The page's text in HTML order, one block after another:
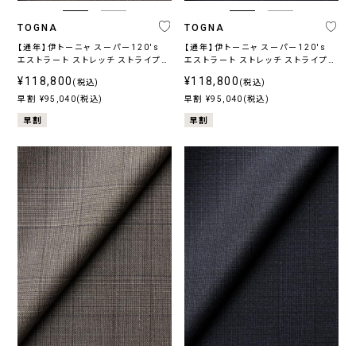
TOGNA
【通年】伊トーニャ スーパー120's
エストラート ストレッチ ストライプ
¥118,800 (税込)
早割 ¥95,040(税込)
早割
TOGNA
【通年】伊トーニャ スーパー120's
エストラート ストレッチ ストライプ
¥118,800 (税込)
早割 ¥95,040(税込)
早割